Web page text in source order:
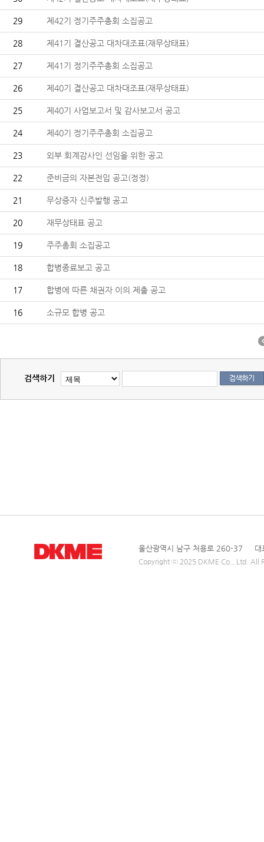
29 제42기 정기주주총회 소집공고
28 제41기 결산공고 대차대조표(재무상태표)
27 제41기 정기주주총회 소집공고
26 제40기 결산공고 대차대조표(재무상태표)
25 제40기 사업보고서 및 감사보고서 공고
24 제40기 정기주주총회 소집공고
23 외부 회계감사인 선임을 위한 공고
22 준비금의 자본전입 공고(정정)
21 무상증자 신주발행 공고
20 재무상태표 공고
19 주주총회 소집공고
18 합병종료보고 공고
17 합병에 따른 채권자 이의 제출 공고
16 소규모 합병 공고
검색하기
울산광역시 남구 처용로 260-37
Copyright ⓒ 2025 DKME Co., Ltd. All